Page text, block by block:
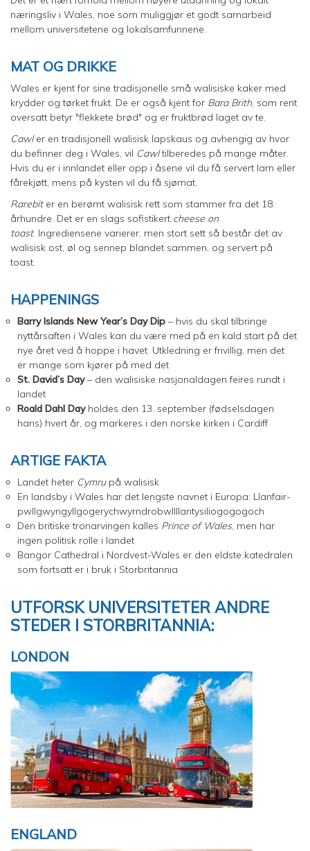
næringsliv i Wales, noe som muliggjør et godt samarbeid
mellom universitetene og lokalsamfunnene.
MAT OG DRIKKE
Wales er kjent for sine tradisjonelle små walisiske kaker med
krydder og tørket frukt. De er også kjent for Bara Brith, som rent
oversatt betyr "flekkete brød" og er fruktbrød laget av te.
Cawler en tradisjonell walisisk lapskaus og avhengig av hvor
du befinner deg i Wales, vil Cawltilberedes på mange måter.
Hvis du er i innlandet eller opp i åsene vil du få servert lam eller
fårekjøtt, mens på kysten vil du få sjømat.
Rarebiter en berømt walisisk rett som stammer fra det 18.
århundre. Det er en slags sofistikert cheese on
toast. Ingrediensene varierer, men stort sett så består det av
walisisk ost, øl og sennep blandet sammen, og servert på
toast.
HAPPENINGS
Barry Islands New Year’s Day Dip – hvis du skal tilbringe
nyttårsaften i Wales kan du være med på en kald start på det
nye året ved å hoppe i havet. Utkledning er frivillig, men det
er mange som kjører på med det
St. David’s Day– den walisiske nasjonaldagen feires rundt i
landet
Roald Dahl Dayholdes den 13. september (fødselsdagen
hans) hvert år, og markeres i den norske kirken i Cardiff
ARTIGE FAKTA
Landet heter Cymrupå walisisk
En landsby i Wales har det lengste navnet i Europa: Llanfair­
pwllgwyngyll­gogery­chwyrn­drobwll­llan­tysilio­gogo­goch
Den britiske tronarvingen kalles Prince of Wales, men har
ingen politisk rolle i landet
Bangor Cathedral i Nordvest-Wales er den eldste katedralen
som fortsatt er i bruk i Storbritannia
UTFORSK UNIVERSITETER ANDRE
STEDER I STORBRITANNIA:
LONDON
ENGLAND